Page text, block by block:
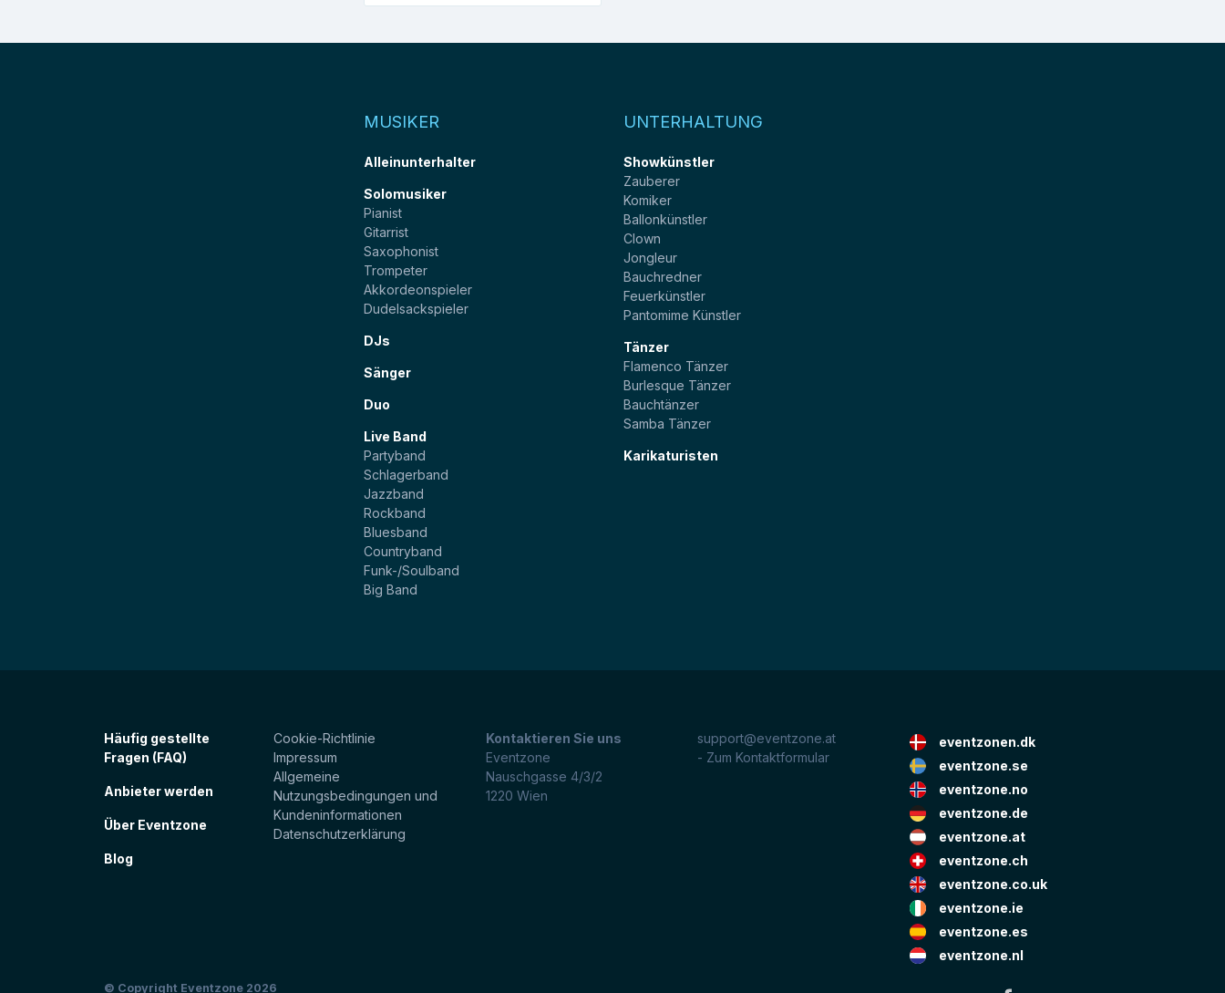
MUSIKER
Alleinunterhalter
Solomusiker
Pianist
Gitarrist
Saxophonist
Trompeter
Akkordeonspieler
Dudelsackspieler
DJs
Sänger
Duo
Live Band
Partyband
Schlagerband
Jazzband
Rockband
Bluesband
Countryband
Funk-/Soulband
Big Band
UNTERHALTUNG
Showkünstler
Zauberer
Komiker
Ballonkünstler
Clown
Jongleur
Bauchredner
Feuerkünstler
Pantomime Künstler
Tänzer
Flamenco Tänzer
Burlesque Tänzer
Bauchtänzer
Samba Tänzer
Karikaturisten
Häufig gestellte
Fragen (FAQ)
Anbieter werden
Über Eventzone
Blog
Cookie-Richtlinie
Impressum
Allgemeine
Nutzungsbedingungen und
Kundeninformationen
Datenschutzerklärung
Kontaktieren Sie uns
Eventzone
Nauschgasse 4/3/2
1220 Wien
support@eventzone.at
- Zum Kontaktformular
eventzonen.dk
eventzone.se
eventzone.no
eventzone.de
eventzone.at
eventzone.ch
eventzone.co.uk
eventzone.ie
eventzone.es
eventzone.nl
© Copyright Eventzone 2026